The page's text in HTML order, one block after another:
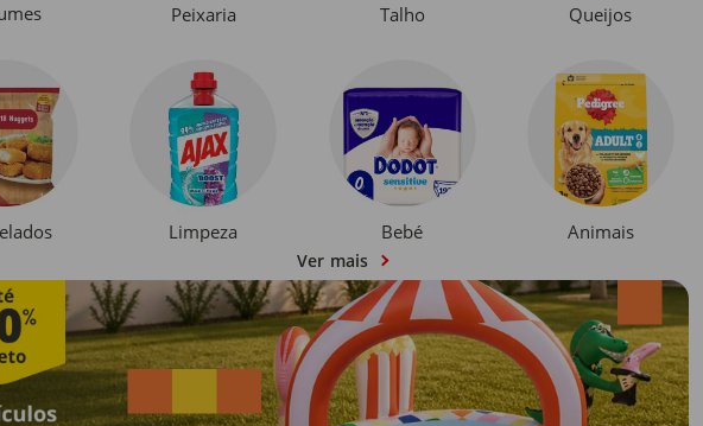
Peixaria Talho Queijos
Limpeza Bebé Animais
Ver mais